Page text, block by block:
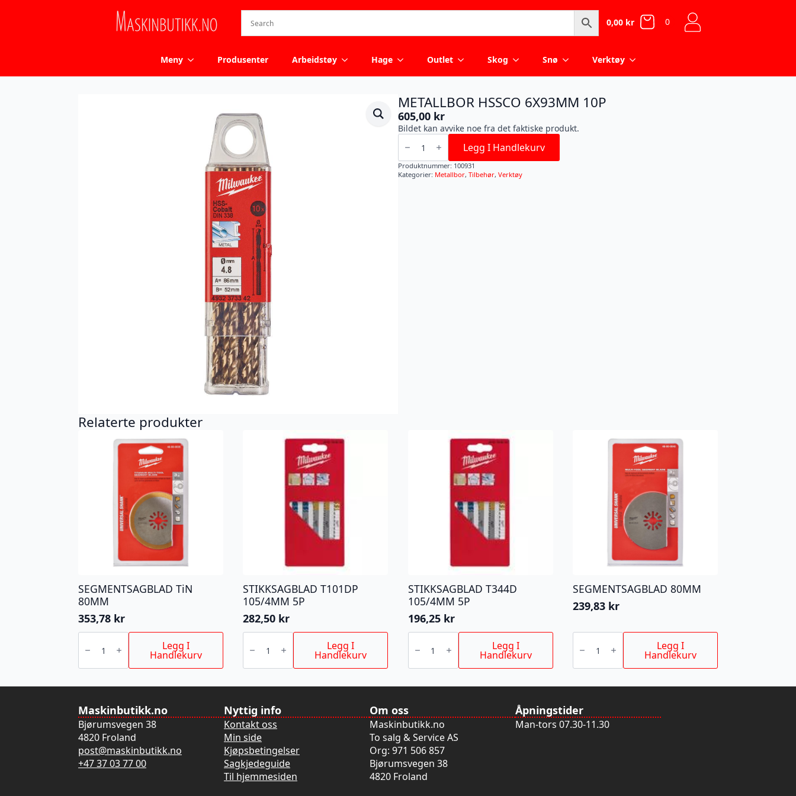
0,00 kr 0
Meny Produsenter Arbeidstøy Hage Outlet Skog Snø Verktøy
METALLBOR HSSCO 6X93MM 10P
605,00 kr
Bildet kan avvike noe fra det faktiske produkt.
METALLBOR
HSSCO
6X93MM
10P
antall
Legg I Handlekurv
Produktnummer: 100931
Kategorier: Metallbor, Tilbehør, Verktøy
Relaterte produkter
SEGMENTSAGBLAD TiN
80MM
353,78 kr
SEGMENTSAGBLAD
80MM Legg I
Handlekurv
STIKKSAGBLAD T101DP
105/4MM 5P
282,50 kr
STIKKSAGBLAD
105/4MM
antall
Legg I
Handlekurv
STIKKSAGBLAD T344D
105/4MM 5P
196,25 kr
STIKKSAGBLAD
105/4MM
antall
Legg I
Handlekurv
SEGMENTSAGBLAD 80MM
239,83 kr
SEGMENTSAGBLAD
antall Legg I
Handlekurv
Maskinbutikk.no
Bjørumsvegen 38
4820 Froland
post@maskinbutikk.no
+47 37 03 77 00
Nyttig info
Kontakt oss
Min side
Kjøpsbetingelser
Sagkjedeguide
Til hjemmesiden
Om oss
Maskinbutikk.no
To salg & Service AS
Org: 971 506 857
Bjørumsvegen 38
4820 Froland
Åpningstider
Man-tors 07.30-11.30